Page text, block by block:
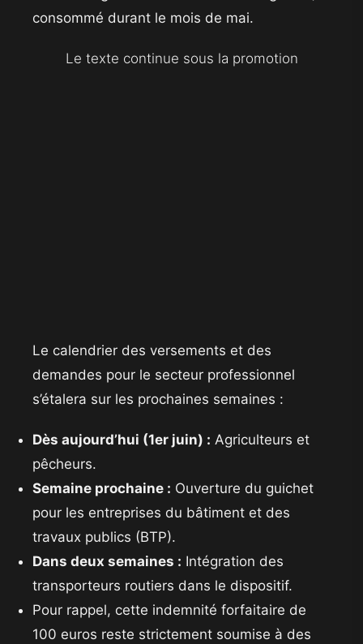
consommé durant le mois de mai.
Le texte continue sous la promotion
​Le calendrier des versements et des
demandes pour le secteur professionnel
s’étalera sur les prochaines semaines :
Dès aujourd’hui (1er juin) : Agriculteurs et
pêcheurs.
Semaine prochaine : Ouverture du guichet
pour les entreprises du bâtiment et des
travaux publics (BTP).
Dans deux semaines : Intégration des
transporteurs routiers dans le dispositif.
​Pour rappel, cette indemnité forfaitaire de
100 euros reste strictement soumise à des